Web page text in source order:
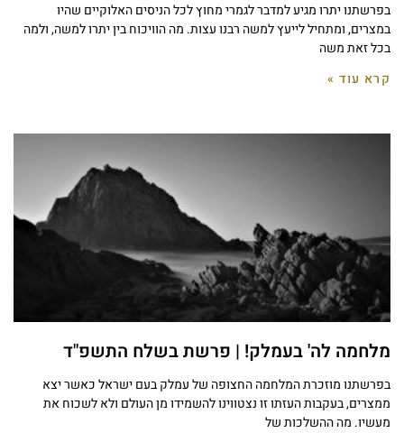
בפרשתנו יתרו מגיע למדבר לגמרי מחוץ לכל הניסים האלוקיים שהיו
במצרים, ומתחיל לייעץ למשה רבנו עצות. מה הוויכוח בין יתרו למשה, ולמה
בכל זאת משה
קרא עוד »
מלחמה לה' בעמלק! | פרשת בשלח התשפ"ד
בפרשתנו מוזכרת המלחמה החצופה של עמלק בעם ישראל כאשר יצא
ממצרים, בעקבות העזתו זו נצטווינו להשמידו מן העולם ולא לשכוח את
מעשיו. מה ההשלכות של